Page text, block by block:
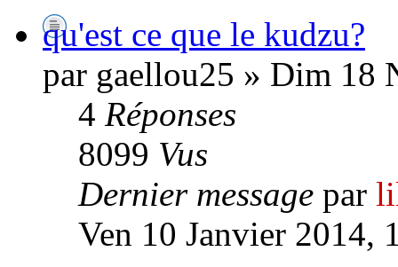
qu'est ce que le kudzu?
par gaellou25 » Dim 18
4 Réponses
8099 Vus
Dernier message par
Ven 10 Janvier 2014,